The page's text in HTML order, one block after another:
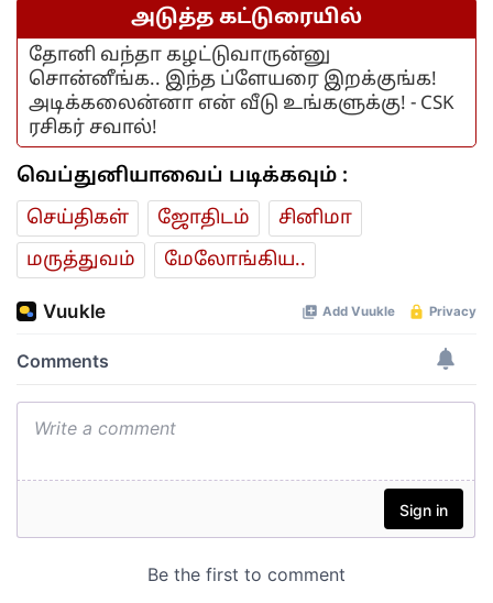
அடுத்த கட்டுரையில்
தோனி வந்தா கழட்டுவாருன்னு
சொன்னீங்க.. இந்த ப்ளேயரை இறக்குங்க!
அடிக்கலைன்னா என் வீடு உங்களுக்கு! - CSK
ரசிகர் சவால்!
வெப்துனியாவைப் படிக்கவும் :
செய்திகள் ஜோ‌திட‌ம்
சினிமா
மரு‌த்துவ‌ம்
மேலோங்கிய..